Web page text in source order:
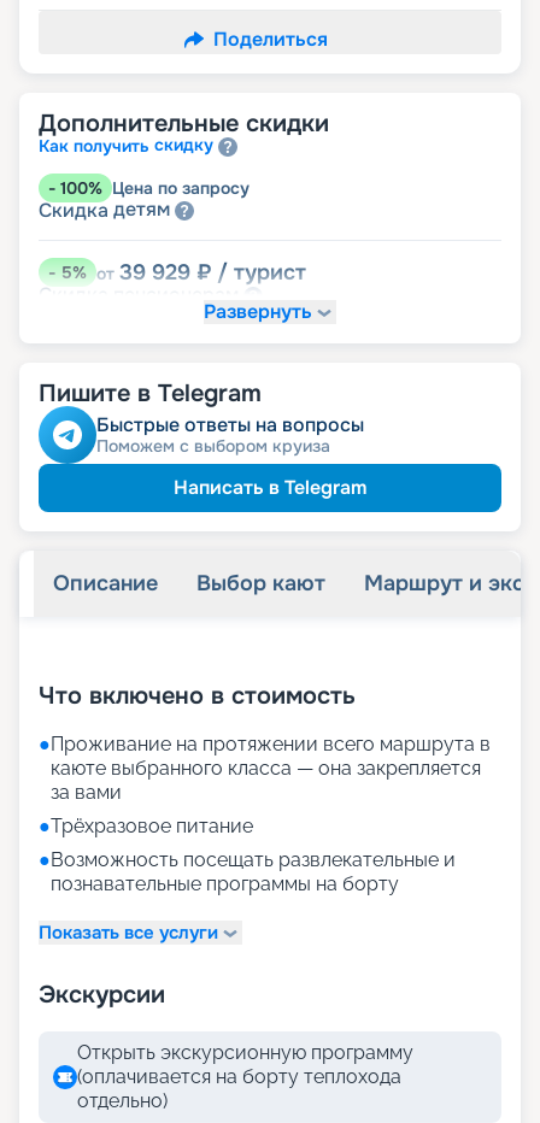
Поделиться
Дополнительные скидки
Как получить скидку
- 100% Цена по запросу
Скидка детям
-5% от 39 929 ₽ / турист
Скидка
Развернуть
Пишите в Telegram
Быстрые ответы на вопросы
Поможем с выбором круиза
Написать в Telegram
Описание Выбор кают Маршрут и
Что включено в стоимость
●Проживание на протяжении всего маршрута в
каюте выбранного класса — она закрепляется
за вами
●Трёхразовое питание
●Возможность посещать развлекательные и
познавательные программы на борту
Показать все услуги
Экскурсии
Открыть экскурсионную программу
(оплачивается на борту теплохода
отдельно)